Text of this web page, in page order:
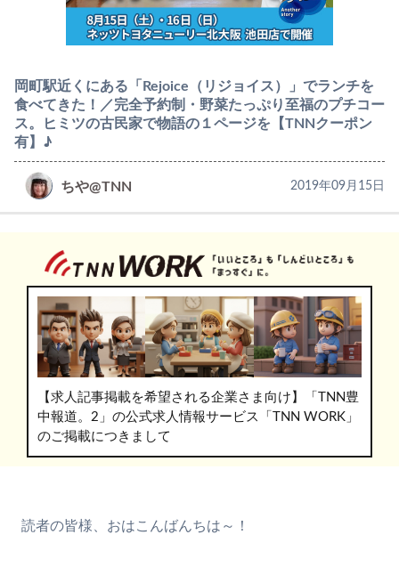
岡町駅近くにある「Rejoice（リジョイス）」でランチを
食べてきた！／完全予約制・野菜たっぷり至福のプチコー
ス。ヒミツの古民家で物語の１ページを【TNNクーポン
有】♪
ちや@TNN 2019年09月15日
【求人記事掲載を希望される企業さま向け】「TNN豊
中報道。2」の公式求人情報サービス「TNN WORK」
のご掲載につきまして
読者の皆様、おはこんばんちは～！